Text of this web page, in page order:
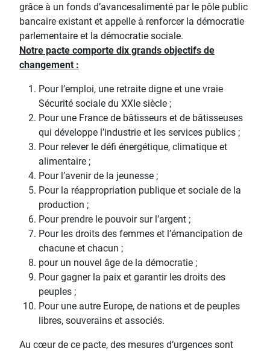
grâce à un fonds d’avancesalimenté par le pôle public
bancaire existant et appelle à renforcer la démocratie
parlementaire et la démocratie sociale.
Notre pacte comporte dix grands objectifs de
changement :
Pour l’emploi, une retraite digne et une vraie
Sécurité sociale du XXIe siècle ;
Pour une France de bâtisseurs et de bâtisseuses
qui développe l’industrie et les services publics ;
Pour relever le défi énergétique, climatique et
alimentaire ;
Pour l’avenir de la jeunesse ;
Pour la réappropriation publique et sociale de la
production ;
Pour prendre le pouvoir sur l’argent ;
Pour les droits des femmes et l’émancipation de
chacune et chacun ;
pour un nouvel âge de la démocratie ;
Pour gagner la paix et garantir les droits des
peuples ;
Pour une autre Europe, de nations et de peuples
libres, souverains et associés.
Au cœur de ce pacte, des mesures d’urgences sont